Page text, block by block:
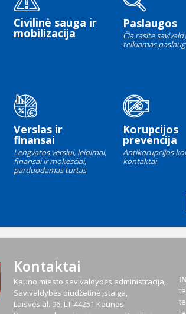
Civilinė sauga ir
mobilizacija
Paslaugos
Čia rasite
teikiamas
Verslas ir
finansai
Lengvatos verslui, leidimai,
finansai ir mokesčiai,
parduodamas turtas
Korupcijos
prevencija
Antikorupcijos
kontaktai
Kontaktai
Kauno miesto savivaldybės administracija,
Savivaldybės biudžetinė įstaiga,
Laisvės al. 96, LT-44251 Kaunas